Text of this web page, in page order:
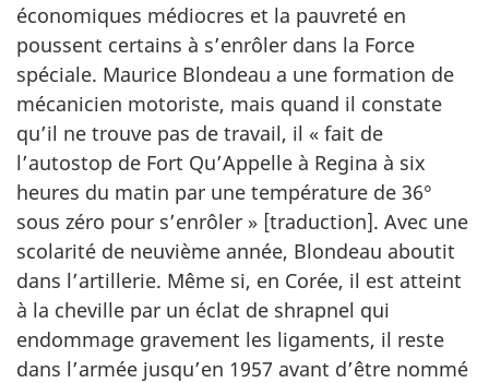
économiques médiocres et la pauvreté en
poussent certains à s’enrôler dans la Force
spéciale. Maurice Blondeau a une formation de
mécanicien motoriste, mais quand il constate
qu’il ne trouve pas de travail, il « fait de
l’autostop de Fort Qu’Appelle à Regina à six
heures du matin par une température de 36°
sous zéro pour s’enrôler » [traduction]. Avec une
scolarité de neuvième année, Blondeau aboutit
dans l’artillerie. Même si, en Corée, il est atteint
à la cheville par un éclat de shrapnel qui
endommage gravement les ligaments, il reste
dans l’armée jusqu’en 1957 avant d’être nommé